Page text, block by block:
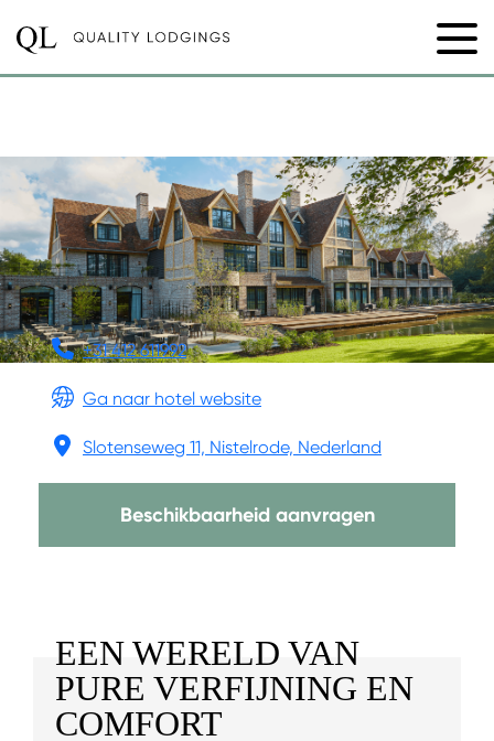
+31 412 611992
Ga naar hotel website
Slotenseweg 11, Nistelrode, Nederland
Beschikbaarheid aanvragen
EEN WERELD VAN
PURE VERFIJNING EN
COMFORT